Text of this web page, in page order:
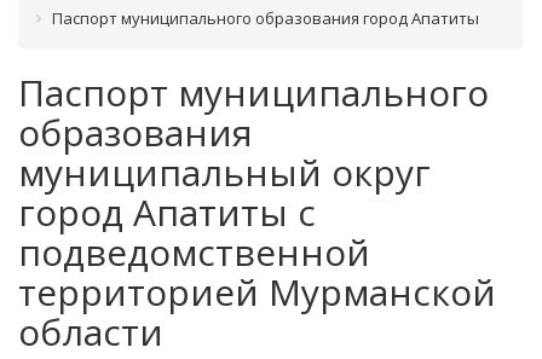
Паспорт муниципального образования город Апатиты
Паспорт муниципального
образования
муниципальный округ
город Апатиты с
подведомственной
территорией Мурманской
области